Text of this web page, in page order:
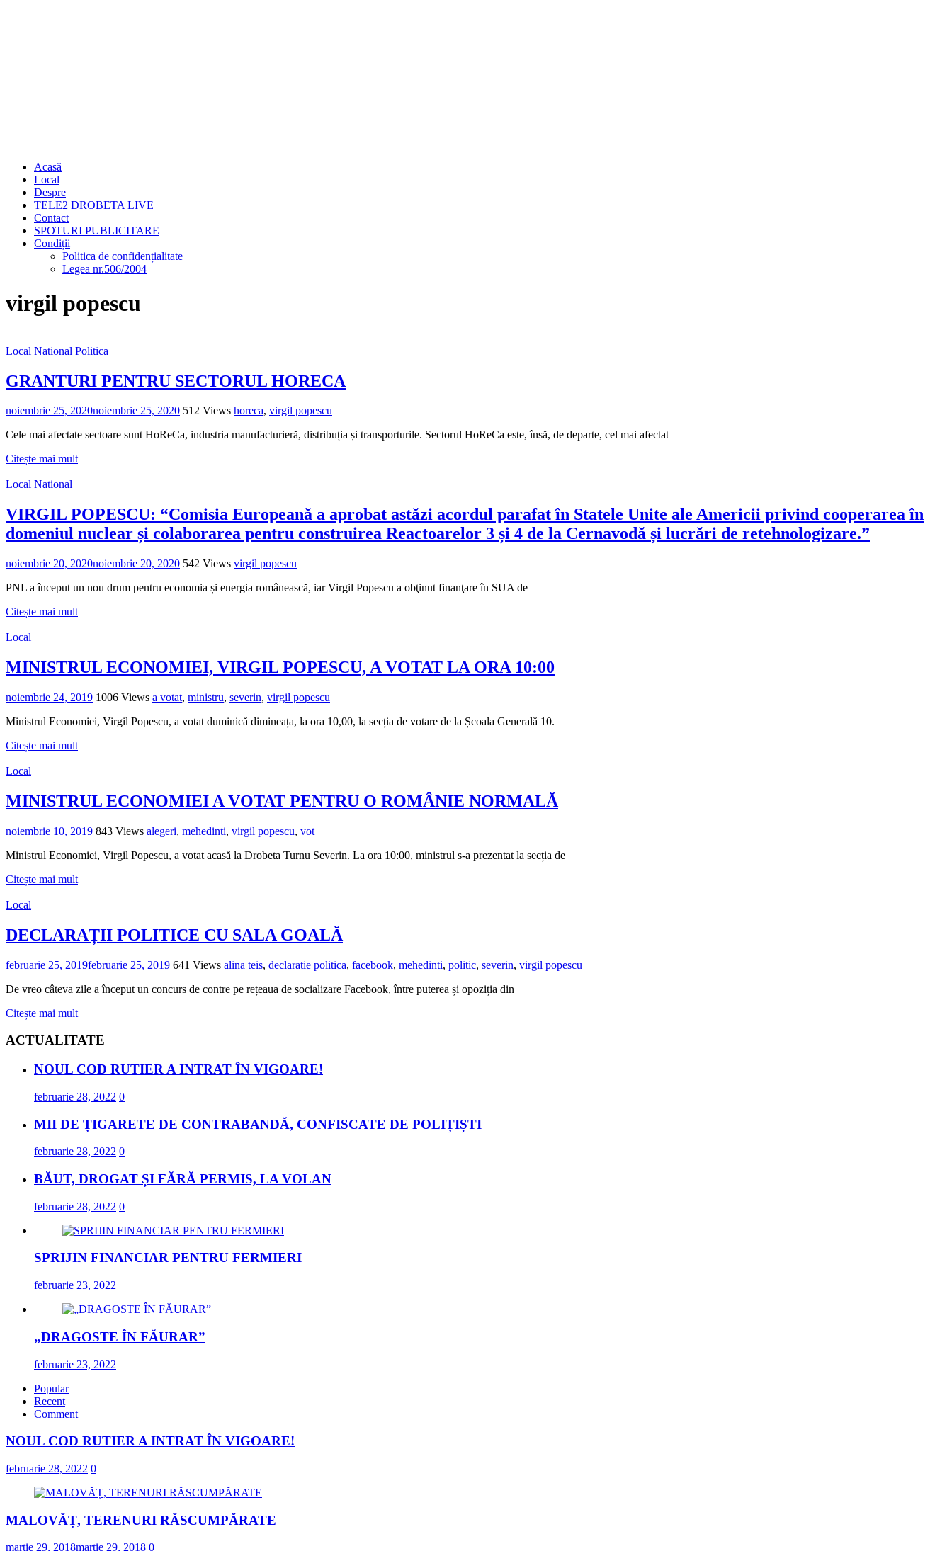
Acasă
Local
Despre
TELE2 DROBETA LIVE
Contact
SPOTURI PUBLICITARE
Condiții
Politica de confidențialitate
Legea nr.506/2004
virgil popescu
Local National Politica
GRANTURI PENTRU SECTORUL HORECA
noiembrie 25, 2020noiembrie 25, 2020 512 Views horeca, virgil popescu
Cele mai afectate sectoare sunt HoReCa, industria manufacturieră, distribuția și transporturile. Sectorul HoReCa este, însă, de departe, cel mai afectat
Citește mai mult
Local National
VIRGIL POPESCU: “Comisia Europeană a aprobat astăzi acordul parafat în Statele Unite ale Americii privind cooperarea în
domeniul nuclear și colaborarea pentru construirea Reactoarelor 3 și 4 de la Cernavodă și lucrări de retehnologizare.”
noiembrie 20, 2020noiembrie 20, 2020 542 Views virgil popescu
PNL a început un nou drum pentru economia și energia românească, iar Virgil Popescu a obţinut finanţare în SUA de
Citește mai mult
Local
MINISTRUL ECONOMIEI, VIRGIL POPESCU, A VOTAT LA ORA 10:00
noiembrie 24, 2019 1006 Views a votat, ministru, severin, virgil popescu
Ministrul Economiei, Virgil Popescu, a votat duminică dimineața, la ora 10,00, la secția de votare de la Școala Generală 10.
Citește mai mult
Local
MINISTRUL ECONOMIEI A VOTAT PENTRU O ROMÂNIE NORMALĂ
noiembrie 10, 2019 843 Views alegeri, mehedinti, virgil popescu, vot
Ministrul Economiei, Virgil Popescu, a votat acasă la Drobeta Turnu Severin. La ora 10:00, ministrul s-a prezentat la secția de
Citește mai mult
Local
DECLARAȚII POLITICE CU SALA GOALĂ
februarie 25, 2019februarie 25, 2019 641 Views alina teis, declaratie politica, facebook, mehedinti, politic, severin, virgil popescu
De vreo câteva zile a început un concurs de contre pe rețeaua de socializare Facebook, între puterea și opoziția din
Citește mai mult
ACTUALITATE
NOUL COD RUTIER A INTRAT ÎN VIGOARE!
februarie 28, 2022 0
MII DE ȚIGARETE DE CONTRABANDĂ, CONFISCATE DE POLIȚIȘTI
februarie 28, 2022 0
BĂUT, DROGAT ȘI FĂRĂ PERMIS, LA VOLAN
februarie 28, 2022 0
SPRIJIN FINANCIAR PENTRU FERMIERI
februarie 23, 2022
„DRAGOSTE ÎN FĂURAR”
februarie 23, 2022
Popular
Recent
Comment
NOUL COD RUTIER A INTRAT ÎN VIGOARE!
februarie 28, 2022 0
MALOVĂȚ, TERENURI RĂSCUMPĂRATE
martie 29, 2018martie 29, 2018 0